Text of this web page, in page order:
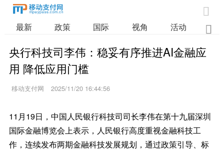

最新 政策 国际 视角 活动 业

央行科技司李伟：稳妥有序推进AI金融应
用 降低应用门槛
移动支付网 2025/11/20 16:44:56
11月19日，中国人民银行科技司司长李伟在第十九届深圳
国际金融博览会上表示，人民银行高度重视金融科技工
作，连续发布两期金融科技发展规划，通过政策引导、标